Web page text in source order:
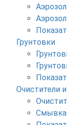
Грунтовки
Очистители
Смывка